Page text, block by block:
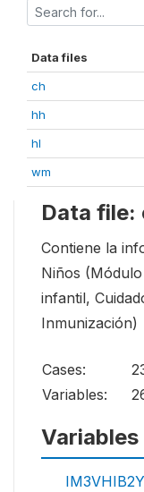
Data files
ch
hh
hl
wm
Data file:
Contiene la
Niños
infantil,
Inmunización)
Cases:
Variables:
Variables
IM3VHIB2Y